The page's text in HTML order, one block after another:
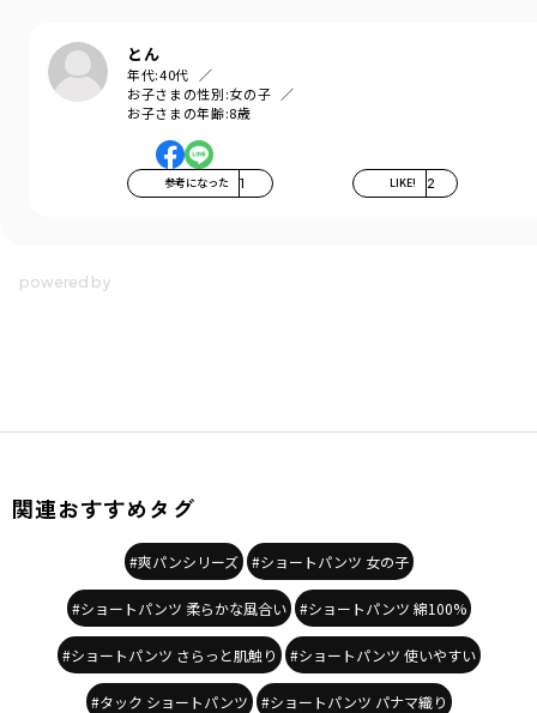
とん
年代:40代
お子さまの性別:女の子
お子さまの年齢:8歳
参考になった 1 LIKE! 2
関連おすすめタグ
#爽パンシリーズ #ショートパンツ 女の子
#ショートパンツ 柔らかな風合い #ショートパンツ 綿100%
#ショートパンツ さらっと肌触り #ショートパンツ 使いやすい
#タック ショートパンツ #ショートパンツ パナマ織り